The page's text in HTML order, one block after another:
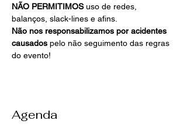
NÃO PERMITIMOS uso de redes,
balanços, slack-lines e afins.
Não nos responsabilizamos por acidentes
causados pelo não seguimento das regras
do evento!
Agenda